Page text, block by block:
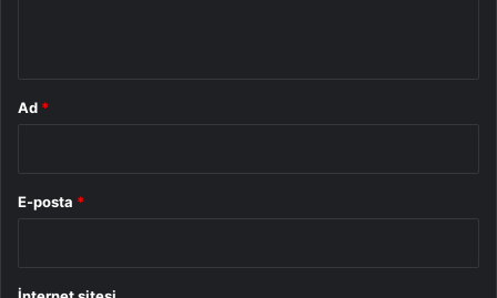
Ad *
E-posta *